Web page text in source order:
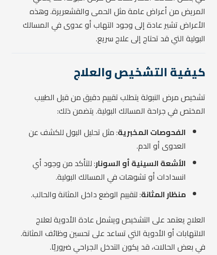
المريض من أعراض عامة مثل الحمى والقشعريرة. وهذه
الأعراض تشير عادة إلى وجود التهاب أو عدوى في المسالك
البولية التي قد تحتاج إلى علاج سريع.
كيفية التشخيص والعلاج
تشخيص مرض النبولة يتطلب تقييم دقيق من قبل الطبيب
المختص في جراحة المسالك البولية. يتضمن ذلك:
الفحوصات المخبرية: مثل تحليل البول للكشف عن
العدوى أو الدم.
الأشعة السينية أو السونار: للتأكد من وجود أي
انسدادات أو تشوهات في المسالك البولية.
منظار المثانة: لتقييم الوضع داخل المثانة والحالب.
العلاج يعتمد على التشخيص ويشمل عادة الأدوية لعلاج
الالتهابات أو الأدوية التي تساعد على تحسين وظائف المثانة.
في بعض الحالات، قد يكون التدخل الجراحي ضروريًا.